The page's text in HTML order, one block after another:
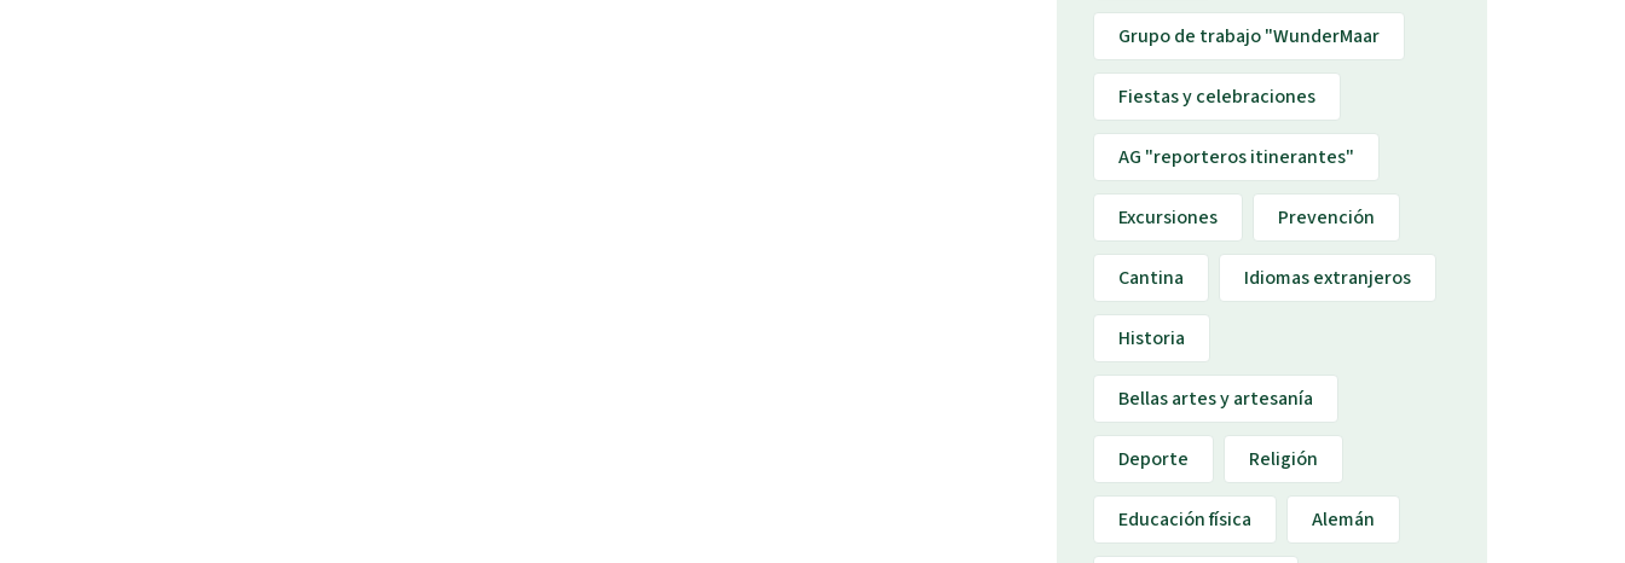
Grupo de trabajo "WunderMaar
Fiestas y celebraciones
AG "reporteros itinerantes"
Excursiones Prevención
Cantina Idiomas extranjeros
Historia
Bellas artes y artesanía
Deporte Religión
Educación física Alemán